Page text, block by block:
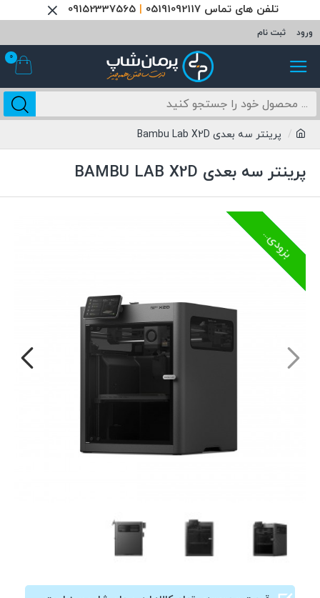
تلفن های تماس 05191092117 09152337565
ورود ثبت نام
0
پرینتر سه بعدی Bambu Lab X2D
پرینتر سه بعدی BAMBU LAB X2D
ناموجود
بزودی...